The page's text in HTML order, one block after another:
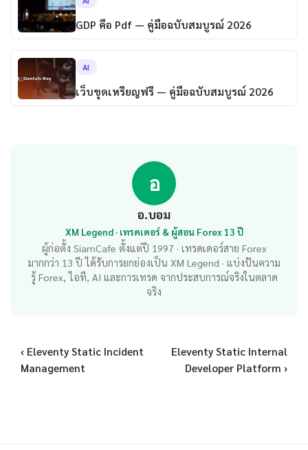
GDP คือ Pdf — คู่มือฉบับสมบูรณ์ 2026
AI
เว็บขุดเหรียญฟรี — คู่มือฉบับสมบูรณ์ 2026
อ
อ.บอม
XM Legend · เทรดเดอร์ & ผู้สอน Forex 13 ปี
ผู้ก่อตั้ง SiamCafe ตั้งแต่ปี 1997 · เทรดเดอร์สาย Forex
มากกว่า 13 ปี ได้รับการยกย่องเป็น XM Legend · แบ่งปันความ
รู้ Forex, ไอที, AI และการเทรด จากประสบการณ์จริงในตลาด
จริง
‹ Eleventy Static Incident
Management
Eleventy Static Internal
Developer Platform ›